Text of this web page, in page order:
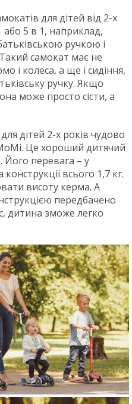
для дітей від 2-х
або 5 в 1, наприклад,
ручкою і
самокат має не
і колеса, а ще і сидіння,
ручку. Якщо
може просто сісти, а
дітей 2-х років чудово
Це хороший дитячий
Його перевага – у
конструкції всього 1,7 кг.
висоту керма. А
передбачено
дитина зможе легко